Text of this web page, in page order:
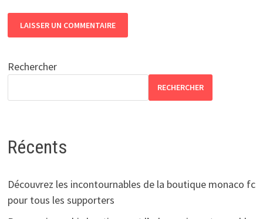
Rechercher
RECHERCHER
Récents
Découvrez les incontournables de la boutique monaco fc
pour tous les supporters